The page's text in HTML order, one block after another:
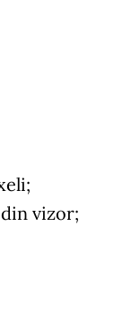
vizor;